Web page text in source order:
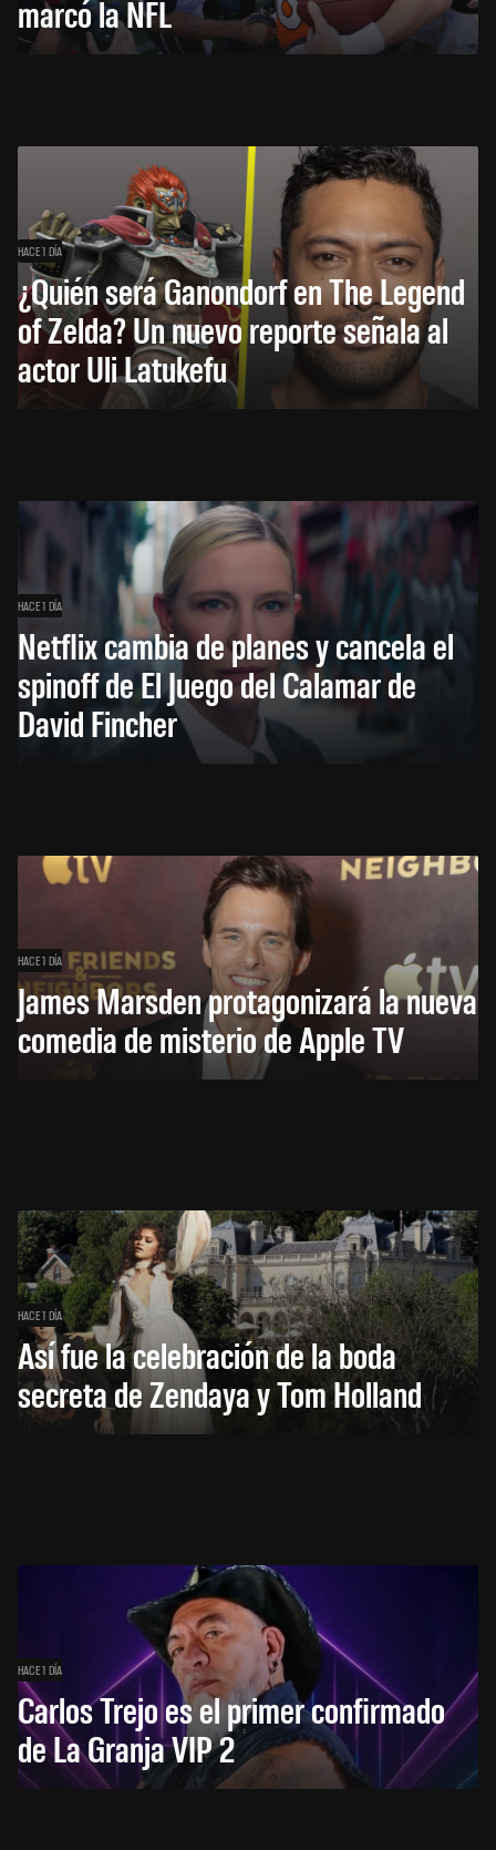
marcó la NFL
HACE 1 DÍA
¿Quién será Ganondorf en The Legend
of Zelda? Un nuevo reporte señala al
actor Uli Latukefu
HACE 1 DÍA
Netflix cambia de planes y cancela el
spinoff de El Juego del Calamar de
David Fincher
HACE 1 DÍA
James Marsden protagonizará la nueva
comedia de misterio de Apple TV
HACE 1 DÍA
Así fue la celebración de la boda
secreta de Zendaya y Tom Holland
HACE 1 DÍA
Carlos Trejo es el primer confirmado
de La Granja VIP 2